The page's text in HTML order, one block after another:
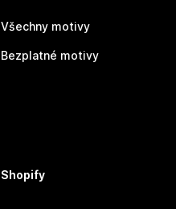
Všechny motivy
Bezplatné motivy
Shopify